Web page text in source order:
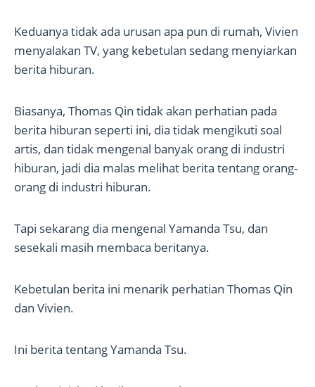
Keduanya tidak ada urusan apa pun di rumah, Vivien
menyalakan TV, yang kebetulan sedang menyiarkan
berita hiburan.
Biasanya, Thomas Qin tidak akan perhatian pada
berita hiburan seperti ini, dia tidak mengikuti soal
artis, dan tidak mengenal banyak orang di industri
hiburan, jadi dia malas melihat berita tentang orang-
orang di industri hiburan.
Tapi sekarang dia mengenal Yamanda Tsu, dan
sesekali masih membaca beritanya.
Kebetulan berita ini menarik perhatian Thomas Qin
dan Vivien.
Ini berita tentang Yamanda Tsu.